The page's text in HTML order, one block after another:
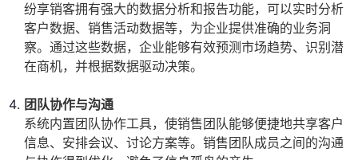
纷享销客拥有强大的数据分析和报告功能，可以实时分析
客户数据、销售活动数据等，为企业提供准确的业务洞
察。通过这些数据，企业能够有效预测市场趋势、识别潜
在商机，并根据数据驱动决策。
团队协作与沟通
系统内置团队协作工具，使销售团队能够便捷地共享客户
信息、安排会议、讨论方案等。销售团队成员之间的沟通